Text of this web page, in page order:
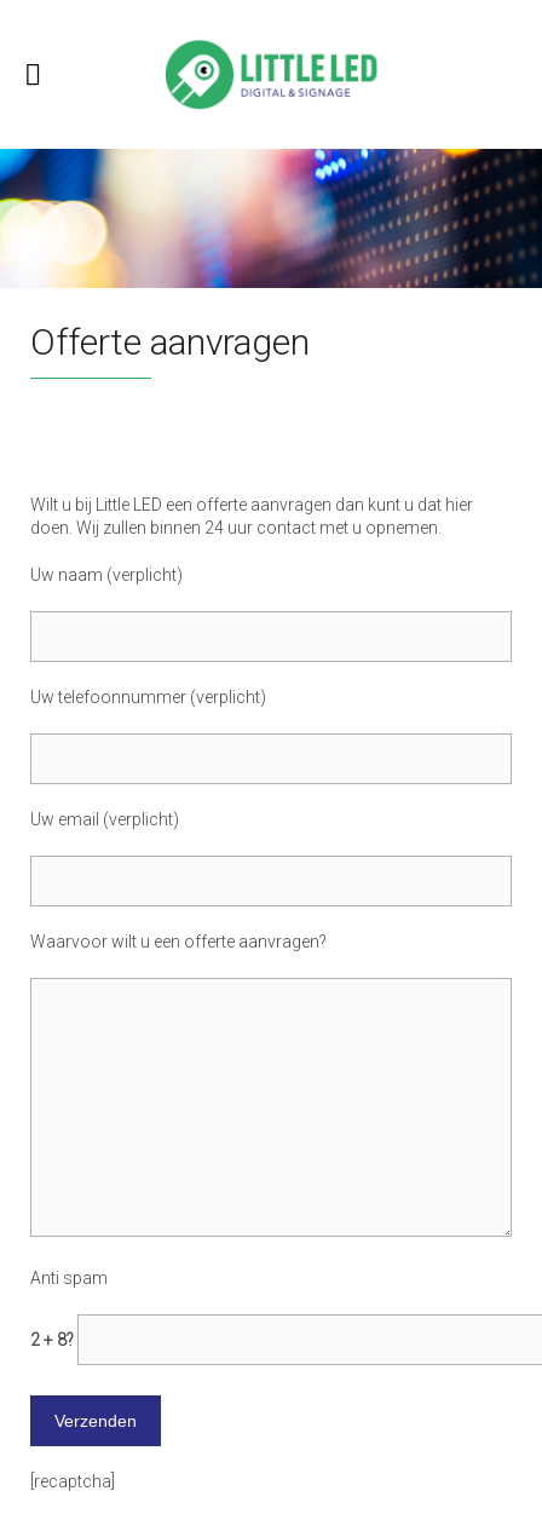
Offerte aanvragen
Wilt u bij Little LED een offerte aanvragen dan kunt u dat hier
doen. Wij zullen binnen 24 uur contact met u opnemen.
Uw naam (verplicht)
Uw telefoonnummer (verplicht)
Uw email (verplicht)
Waarvoor wilt u een offerte aanvragen?
Anti spam
2 + 8?
[recaptcha]